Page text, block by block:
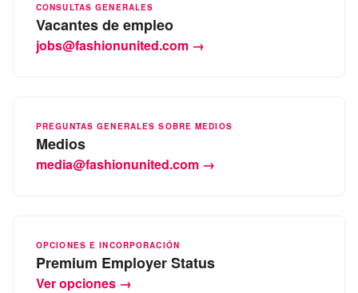
CONSULTAS GENERALES
Vacantes de empleo
jobs@fashionunited.com →
PREGUNTAS GENERALES SOBRE MEDIOS
Medios
media@fashionunited.com →
OPCIONES E INCORPORACIÓN
Premium Employer Status
Ver opciones →